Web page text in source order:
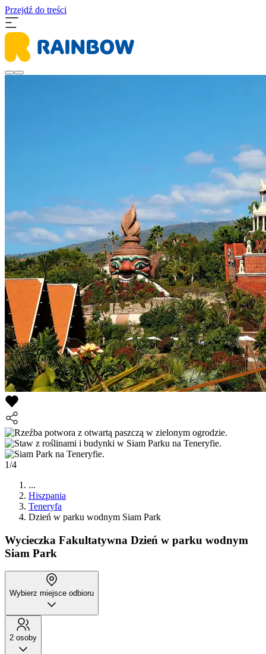
Przejdź do treści
1/4
...
Hiszpania
Teneryfa
Dzień w parku wodnym Siam Park
Wycieczka Fakultatywna Dzień w parku wodnym
Siam Park
Wybierz miejsce odbioru
2 osoby